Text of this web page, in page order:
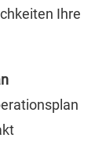
Ihre